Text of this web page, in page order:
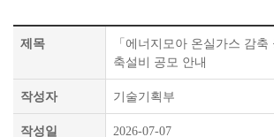
제목
「에너지모아 온실가스 감
축설비 공모 안내
작성자 기술기획부
작성일 2026-07-07